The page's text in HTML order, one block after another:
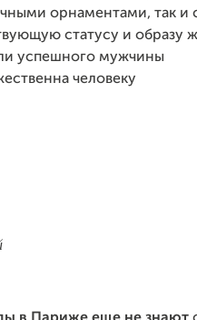
орнаментами, так
статусу и образу
успешного мужчины
человеку